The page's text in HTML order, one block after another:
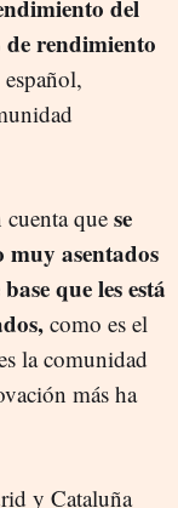
del
rendimiento
que se
muy asentados
que les está
como es el
la comunidad
más ha
y Cataluña